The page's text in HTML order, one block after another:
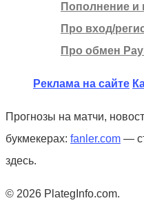
Пополнение и
Про вход/
Про обмен
Реклама на сайте
Прогнозы на матчи,
букмекерах: fanler.com —
здесь.
© 2026 PlategInfo.com.